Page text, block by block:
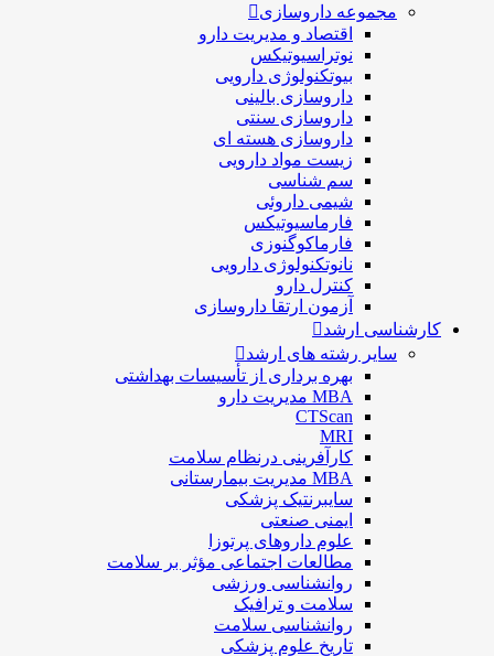
مجموعه داروسازی
اقتصاد و مديريت دارو
نوتراسیوتیکس
بيوتكنولوژی دارویی
داروسازی بالينی
داروسازی سنتی
داروسازی هسته ای
زیست مواد دارویی
سم شناسی
شيمی داروئی
فارماسيوتيكس
فارماكوگنوزی
نانوتکنولوژی دارویی
كنترل دارو
آزمون ارتقا داروسازی
کارشناسی ارشد
سایر رشته های ارشد
بهره برداری از تأسیسات بهداشتی
MBA مدیریت دارو
CTScan
MRI
کارآفرینی درنظام سلامت
MBA مدیریت بیمارستانی
سایبرنتیک پزشکی
ایمنی صنعتی
علوم داروهای پرتوزا
مطالعات اجتماعی مؤثر بر سلامت
روانشناسی ورزشی
سلامت و ترافیک
روانشناسی سلامت
تاریخ علوم پزشکی